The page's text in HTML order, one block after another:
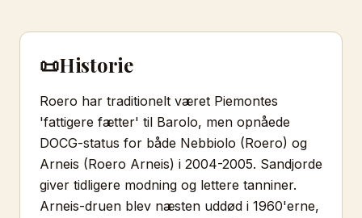
📜Historie
Roero har traditionelt været Piemontes
'fattigere fætter' til Barolo, men opnåede
DOCG-status for både Nebbiolo (Roero) og
Arneis (Roero Arneis) i 2004-2005. Sandjorde
giver tidligere modning og lettere tanniner.
Arneis-druen blev næsten uddød i 1960'erne,